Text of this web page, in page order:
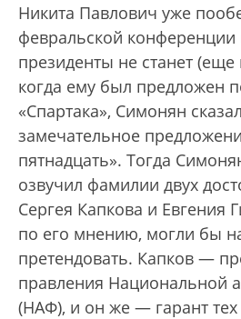
Никита Павлович уже
февральской конференции
президенты не станет (еще
когда ему был предложен
«Спартака», Симонян
замечательное
пятнадцать». Тогда
озвучил фамилии двух
Сергея Капкова и Евгения
по его мнению, могли бы
претендовать. Капков —
правления Национальной
(НАФ), и он же — гарант